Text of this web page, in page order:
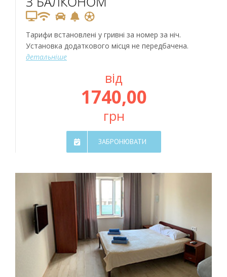
Тарифи встановлені у гривні за номер за ніч.
Установка додаткового місця не передбачена.
детальніше
від
1740,00
грн
ЗАБРОНЮВАТИ